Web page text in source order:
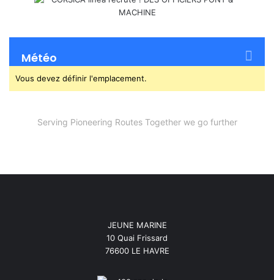
Météo
Vous devez définir l'emplacement.
Serving Pioneering Routes Together we go further
JEUNE MARINE
10 Quai Frissard
76600 LE HAVRE